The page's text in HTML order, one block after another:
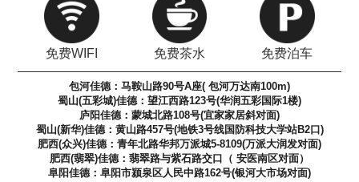
免费WIFI 免费茶水 免费泊车
包河佳德：马鞍山路90号A座( 包河万达南100m)
蜀山(五彩城)佳德：望江西路123号(华润五彩国际1楼)
庐阳佳德：蒙城北路108号(宜家家居斜对面)
蜀山(新华)佳德：黄山路457号(地铁3号线国防科技大学站B2口)
肥西(众兴)佳德：青年北路华邦万派城5-8109(万派大润发对面)
肥西(翡翠)佳德：翡翠路与紫石路交口（ 安医南区对面）
阜阳佳德：阜阳市颍泉区人民中路162号(银河大市场对面)